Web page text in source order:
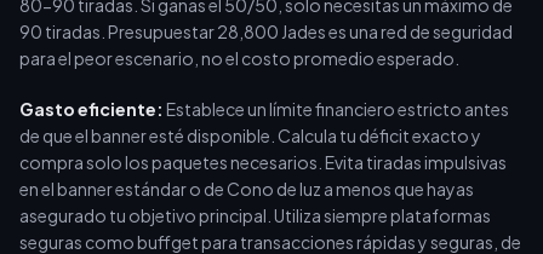
80-90 tiradas. Si ganas el 50/50, solo necesitas un máximo de
90 tiradas. Presupuestar 28,800 Jades es una red de seguridad
para el peor escenario, no el costo promedio esperado.
Gasto eficiente: Establece un límite financiero estricto antes
de que el banner esté disponible. Calcula tu déficit exacto y
compra solo los paquetes necesarios. Evita tiradas impulsivas
en el banner estándar o de Cono de luz a menos que hayas
asegurado tu objetivo principal. Utiliza siempre plataformas
seguras como buffget para transacciones rápidas y seguras, de